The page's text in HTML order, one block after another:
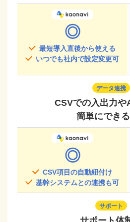
◎
最短導入直後から使える
いつでも社内で設定変更可
データ連携
CSVでの入出力や
簡単にでき
◎
CSV項目の自動紐付け
基幹システムとの連携も可
サポート